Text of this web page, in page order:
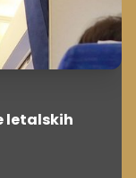
letalskih